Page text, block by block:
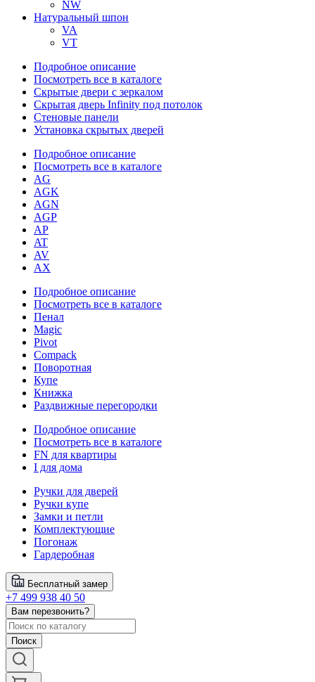
NW
Натуральный шпон
VA
VT
Подробное описание
Посмотреть все в каталоге
Скрытые двери с зеркалом
Скрытая дверь Infinity под потолок
Стеновые панели
Установка скрытых дверей
Подробное описание
Посмотреть все в каталоге
AG
AGK
AGN
AGP
AP
AT
AV
AX
Подробное описание
Посмотреть все в каталоге
Пенал
Magic
Pivot
Compack
Поворотная
Купе
Книжка
Раздвижные перегородки
Подробное описание
Посмотреть все в каталоге
FN для квартиры
I для дома
Ручки для дверей
Ручки купе
Замки и петли
Комплектующие
Погонаж
Гардеробная
Бесплатный замер
+7 499 938 40 50
Вам перезвонить?
Поиск